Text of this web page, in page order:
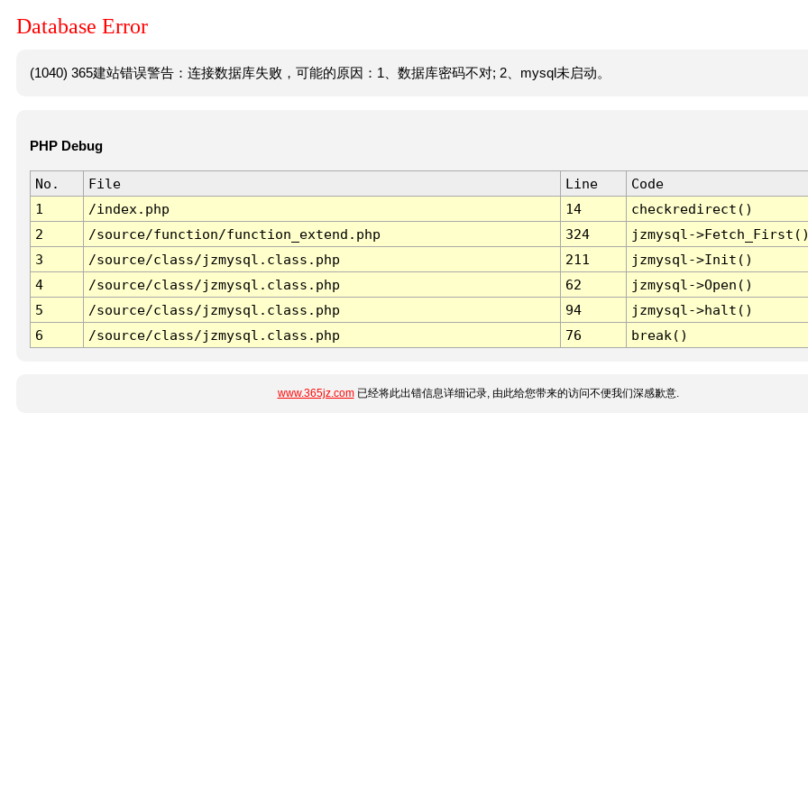
Database Error
(1040) 365建站错误警告：连接数据库失败，可能的原因：1、数据库密码不对; 2、mysql未启动。
PHP Debug
No. File Line
Code
1
/index.php 14
checkredirect()
2
/source/function/function_extend.php 324
jzmysql-
3
/source/class/jzmysql.class.php 211
jzmysql->Init()
4
/source/class/jzmysql.class.php 62
jzmysql->Open()
5
/source/class/jzmysql.class.php 94
jzmysql->halt()
6
/source/class/jzmysql.class.php 76 break()
www.365jz.com已经将此出错信息详细记录, 由此给您带来的访问不便我们深感歉意.